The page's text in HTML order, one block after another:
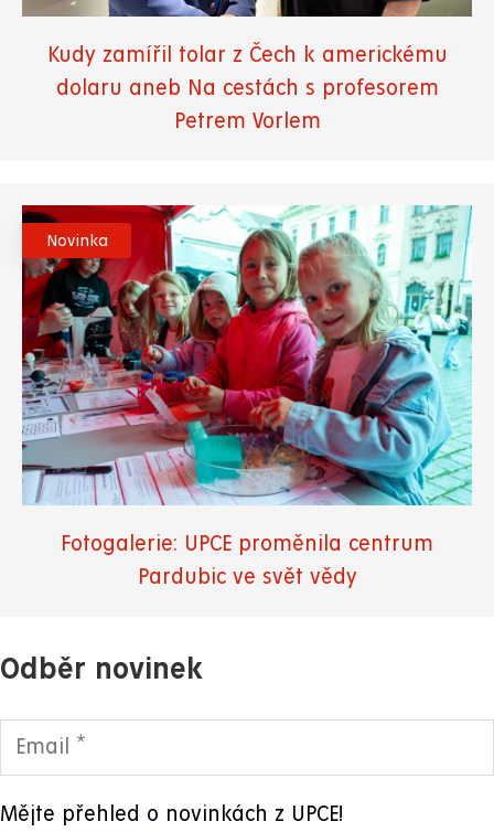
Kudy zamířil tolar z Čech k americkému
dolaru aneb Na cestách s profesorem
Petrem Vorlem
Novinka
Fotogalerie: UPCE proměnila centrum
Pardubic ve svět vědy
Odběr novinek
Mějte přehled o novinkách z UPCE!